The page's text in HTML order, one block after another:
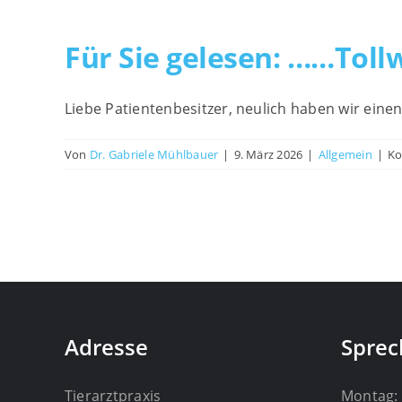
Für Sie gelesen:
Liebe Patientenbesitzer, neulich haben wir
Von Dr. Gabriele Mühlbauer | 9. März 2026 | Allgemein |
Adresse
Tierarztpraxis Montag: